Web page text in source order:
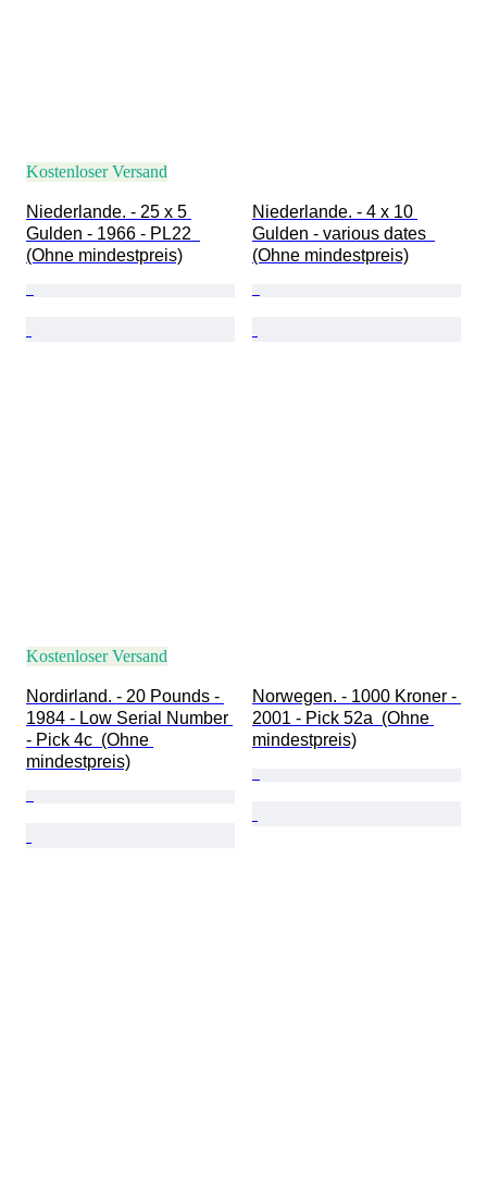
Kostenloser Versand
Niederlande. - 25 x 5
Gulden - 1966 - PL22
(Ohne mindestpreis)
Niederlande. - 4 x 10
Gulden - various dates
(Ohne mindestpreis)
Kostenloser Versand
Nordirland. - 20 Pounds -
1984 - Low Serial Number
- Pick 4c  (Ohne
mindestpreis)
Norwegen. - 1000 Kroner -
2001 - Pick 52a  (Ohne
mindestpreis)